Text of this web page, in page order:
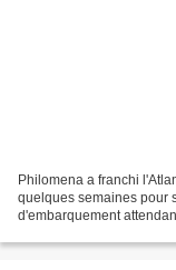
Philomena a franchi
quelques semaines pour
d'embarquement